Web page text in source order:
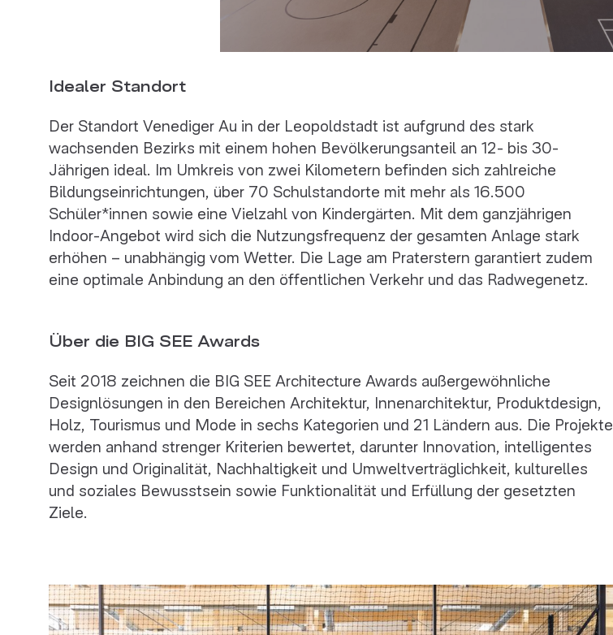
Idealer Standort
Der Standort Venediger Au in der Leopoldstadt ist aufgrund des stark
wachsenden Bezirks mit einem hohen Bevölkerungsanteil an 12- bis 30-
Jährigen ideal. Im Umkreis von zwei Kilometern befinden sich zahlreiche
Bildungseinrichtungen, über 70 Schulstandorte mit mehr als 16.500
Schüler*innen sowie eine Vielzahl von Kindergärten. Mit dem ganzjährigen
Indoor-Angebot wird sich die Nutzungsfrequenz der gesamten Anlage stark
erhöhen – unabhängig vom Wetter. Die Lage am Praterstern garantiert zudem
eine optimale Anbindung an den öffentlichen Verkehr und das Radwegenetz.
Über die BIG SEE Awards
Seit 2018 zeichnen die BIG SEE Architecture Awards außergewöhnliche
Designlösungen in den Bereichen Architektur, Innenarchitektur, Produktdesign,
Holz, Tourismus und Mode in sechs Kategorien und 21 Ländern aus. Die Projekte
werden anhand strenger Kriterien bewertet, darunter Innovation, intelligentes
Design und Originalität, Nachhaltigkeit und Umweltverträglichkeit, kulturelles
und soziales Bewusstsein sowie Funktionalität und Erfüllung der gesetzten
Ziele.